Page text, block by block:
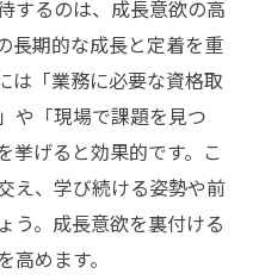
するのは、成長意欲の高
長期的な成長と定着を重
は「業務に必要な資格取
や「現場で課題を見つ
挙げると効果的です。こ
え、学び続ける姿勢や前
う。成長意欲を裏付ける
めます。